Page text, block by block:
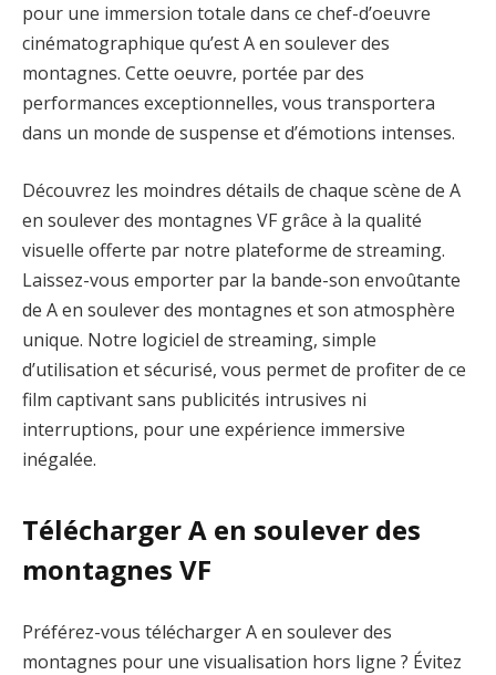
pour une immersion totale dans ce chef-d’oeuvre
cinématographique qu’est A en soulever des
montagnes. Cette oeuvre, portée par des
performances exceptionnelles, vous transportera
dans un monde de suspense et d’émotions intenses.
Découvrez les moindres détails de chaque scène de A
en soulever des montagnes VF grâce à la qualité
visuelle offerte par notre plateforme de streaming.
Laissez-vous emporter par la bande-son envoûtante
de A en soulever des montagnes et son atmosphère
unique. Notre logiciel de streaming, simple
d’utilisation et sécurisé, vous permet de profiter de ce
film captivant sans publicités intrusives ni
interruptions, pour une expérience immersive
inégalée.
Télécharger A en soulever des
montagnes VF
Préférez-vous télécharger A en soulever des
montagnes pour une visualisation hors ligne ? Évitez